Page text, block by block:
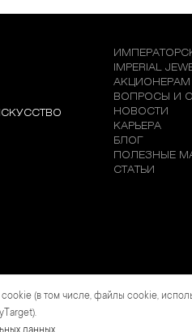
IMPERIAL
АКЦИОНЕРАМ
ВОПРОСЫ И
НОВОСТИ
КАРЬЕРА
БЛОГ
ПОЛЕЗНЫЕ
СТАТЬИ
(в том числе, файлы cookie,